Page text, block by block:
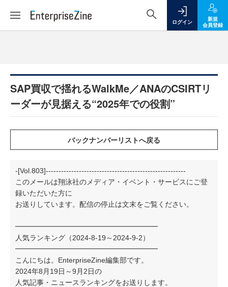
ログイン
新規
会員登録
SAP買収で揺れるWalkMe／ANAのCSIRTリ
ーダーが見据える“2025年での役割”
-[Vol.803]-------------------------------------------------------
このメールは翔泳社のメディア・イベント・サービスにご登
録いただいた方に
お送りしています。配信の停止は文末をご覧ください。
━━━━━━━━━━━━━━━━━━━━
人気ランキング（2024-8-19～2024-9-2）
━━━━━━━━━━━━━━━━━━━━
こんにちは。EnterpriseZine編集部です。
2024年8月19日～9月2日の
人気記事・ニュースランキングをお送りします。